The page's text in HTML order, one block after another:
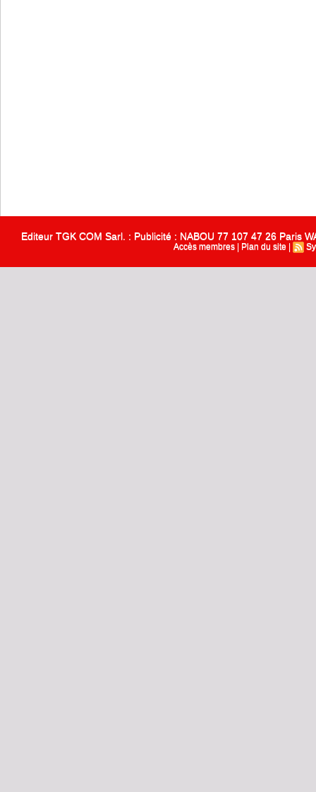
Editeur TGK COM Sarl. : Publicité : NABOU 77 107 47 26 Paris
Accès membres Plan du site